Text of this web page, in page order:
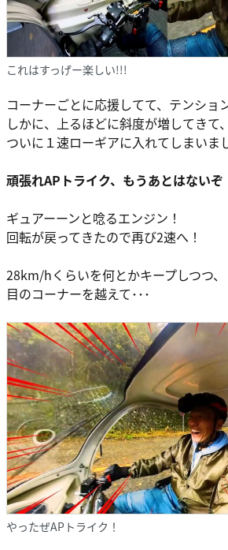
これはすっげー楽しい!!!
コーナーごとに応援してて、テンショ
しかに、上るほどに斜度が増してきて
ついに１速ローギアに入れてしまいま
頑張れAPトライク、もうあとはないぞ
ギュアーーンと唸るエンジン！
回転が戻ってきたので再び2速へ！
28km/hくらいを何とかキープしつつ
目のコーナーを越えて･･･
やったぜAPトライク！